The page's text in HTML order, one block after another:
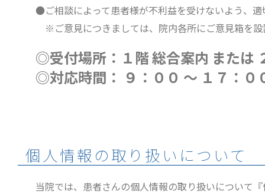
●ご相談によって患者様が不利益を受けないよう、適
※ご意見につきましては、院内各所にご意見箱を
◎受付場所：１階 総合案内 または
◎対応時間： ９：００ ～ １７：０
個人情報の取り扱いについて
当院では、患者さんの個人情報の取り扱いについて